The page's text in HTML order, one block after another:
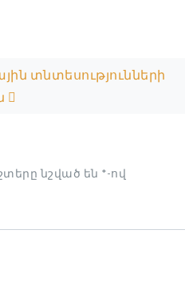
տնտեսությունների
նշված են *-ով